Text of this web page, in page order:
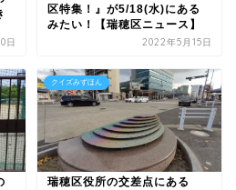
日
区特集！』が5/18(水)にある
みたい！【瑞穂区ニュース】
2022年5月15日
クイズみずほん
瑞穂区役所の交差点にある